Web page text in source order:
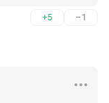
+5 –1